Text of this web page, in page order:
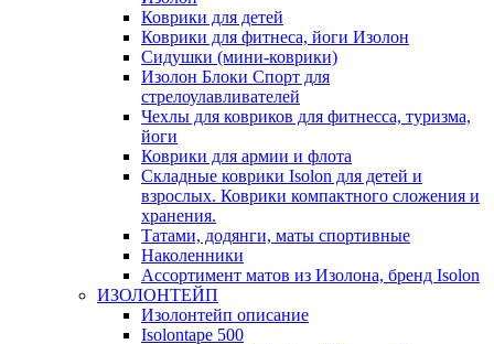
Коврики для детей
Коврики для фитнеса, йоги Изолон
Сидушки (мини-коврики)
Изолон Блоки Спорт для
стрелоулавливателей
Чехлы для ковриков для фитнесса, туризма,
йоги
Коврики для армии и флота
Складные коврики Isolon для детей и
взрослых. Коврики компактного сложения и
хранения.
Татами, додянги, маты спортивные
Наколенники
Ассортимент матов из Изолона, бренд Isolon
ИЗОЛОНТЕЙП
Изолонтейп описание
Isolontape 500